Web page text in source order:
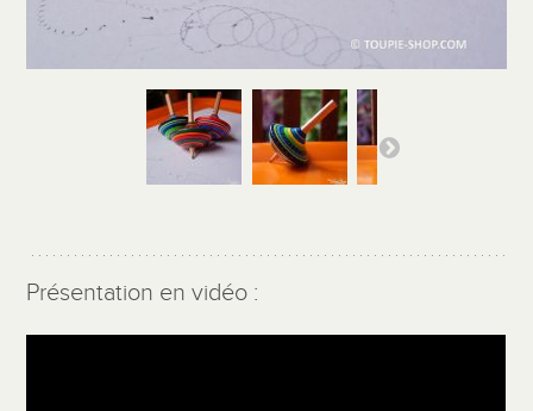
Présentation en vidéo :